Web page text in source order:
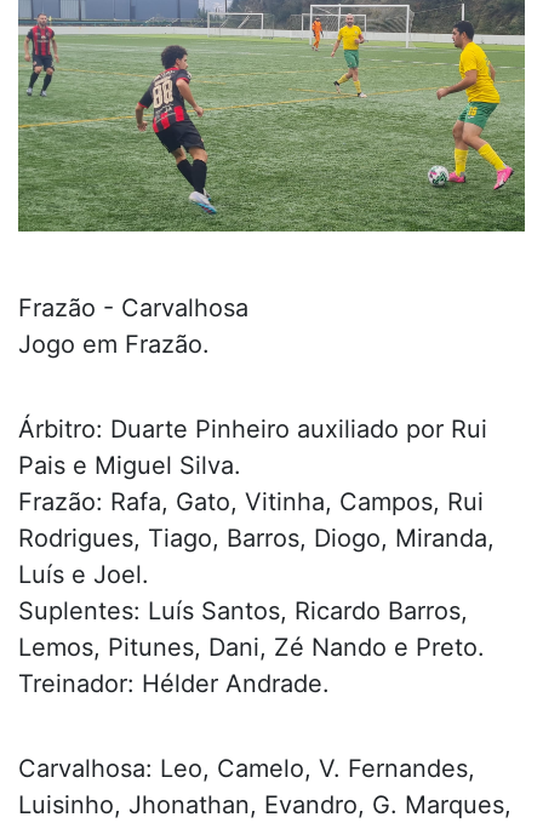
Frazão - Carvalhosa
Jogo em Frazão.
Árbitro: Duarte Pinheiro auxiliado por Rui
Pais e Miguel Silva.
Frazão: Rafa, Gato, Vitinha, Campos, Rui
Rodrigues, Tiago, Barros, Diogo, Miranda,
Luís e Joel.
Suplentes: Luís Santos, Ricardo Barros,
Lemos, Pitunes, Dani, Zé Nando e Preto.
Treinador: Hélder Andrade.
Carvalhosa: Leo, Camelo, V. Fernandes,
Luisinho, Jhonathan, Evandro, G. Marques,